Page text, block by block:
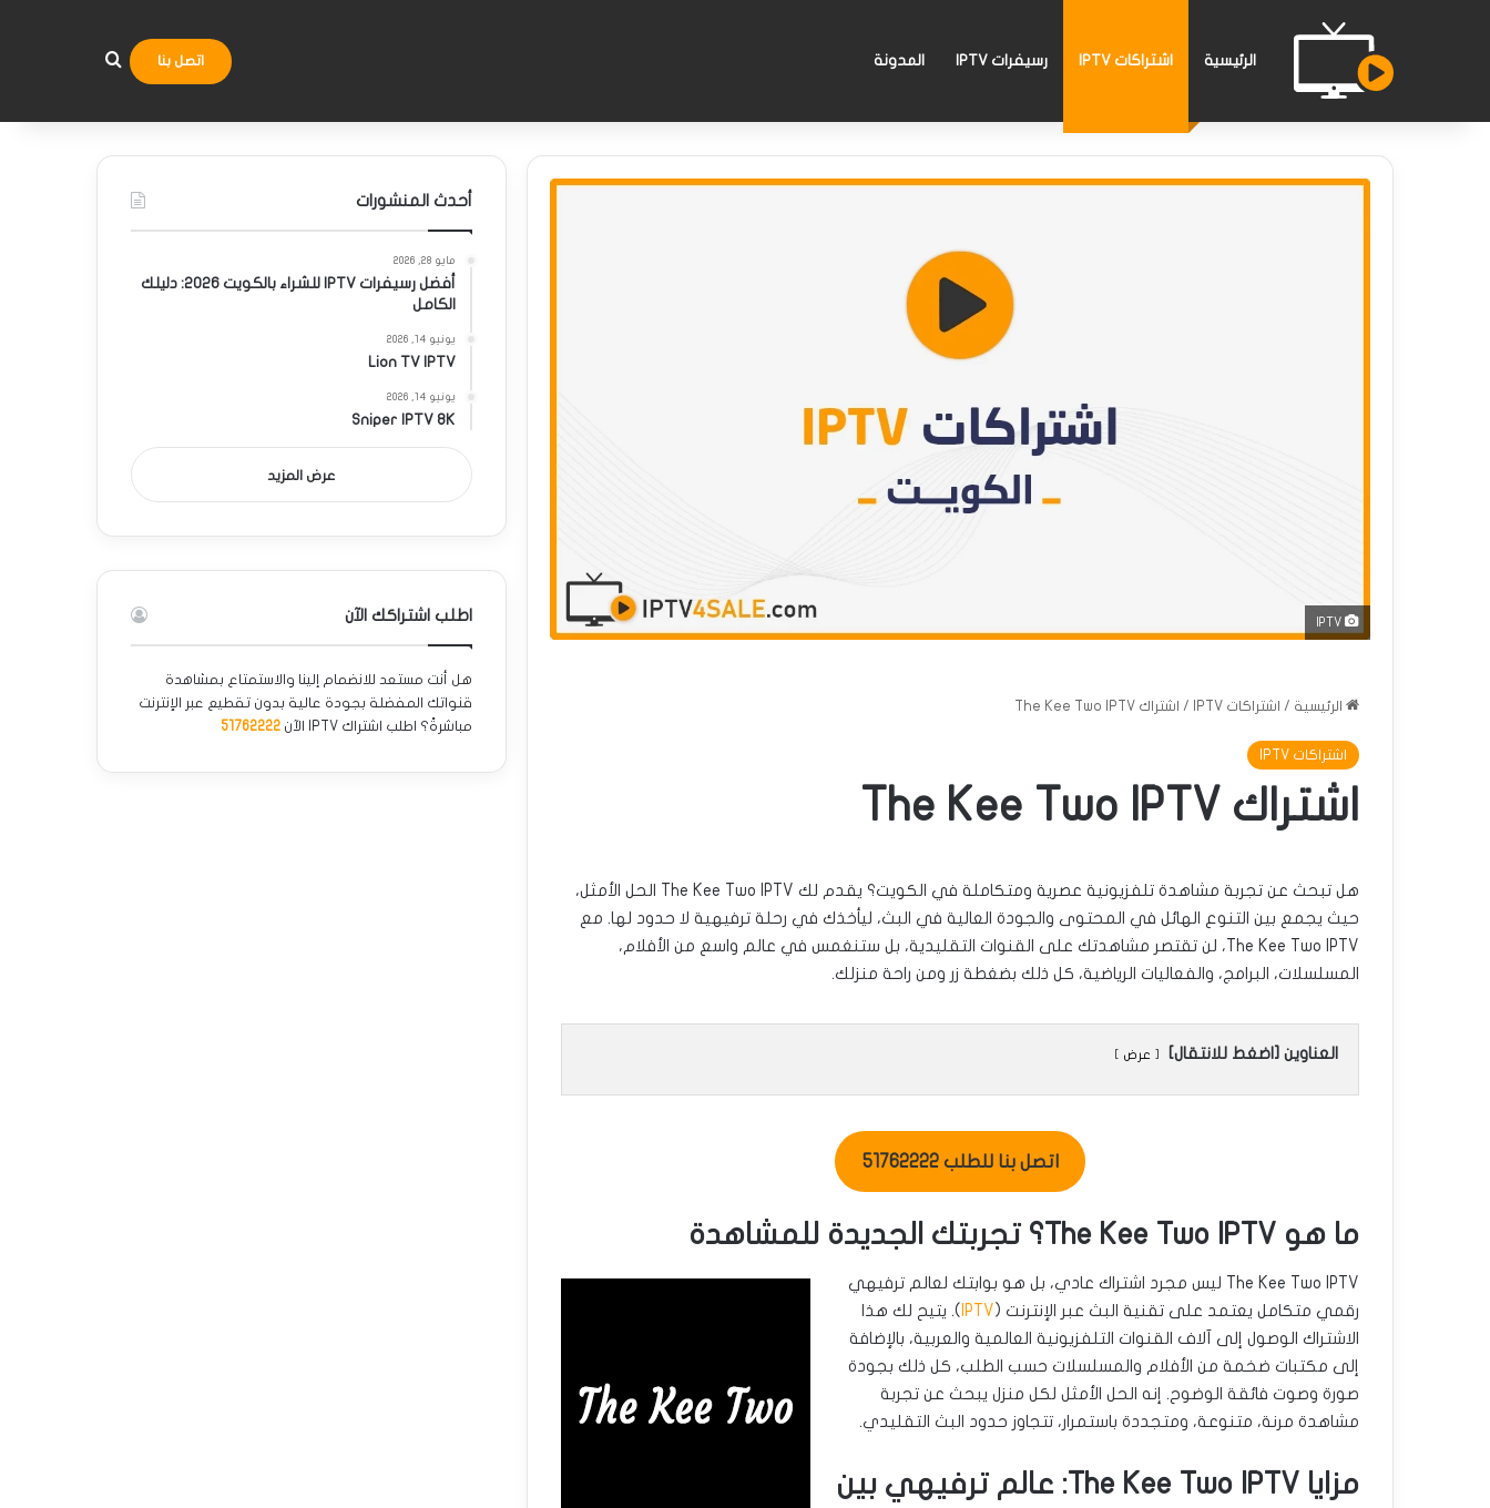
الرئيسية اشتراكات IPTV رسيفرات IPTV المدونة اتصل بنا بحث عن
الرئيسية / اشتراكات IPTV / اشتراك The Kee Two IPTV
اشتراكات IPTV
اشتراك The Kee Two IPTV
هل تبحث عن تجربة مشاهدة تلفزيونية عصرية ومتكاملة في الكويت؟ يقدم لك The Kee Two IPTV الحل الأمثل،
حيث يجمع بين التنوع الهائل في المحتوى والجودة العالية في البث، ليأخذك في رحلة ترفيهية لا حدود لها. مع
The Kee Two IPTV، لن تقتصر مشاهدتك على القنوات التقليدية، بل ستنغمس في عالم واسع من الأفلام،
المسلسلات، البرامج، والفعاليات الرياضية، كل ذلك بضغطة زر ومن راحة منزلك.
العناوين [اضغط للانتقال] عرض
اتصل بنا للطلب 51762222
ما هو The Kee Two IPTV؟ تجربتك الجديدة للمشاهدة
The Kee Two IPTV ليس مجرد اشتراك عادي، بل هو بوابتك لعالم ترفيهي
رقمي متكامل يعتمد على تقنية البث عبر الإنترنت (IPTV ). يتيح لك هذا
الاشتراك الوصول إلى آلاف القنوات التلفزيونية العالمية والعربية، بالإضافة
إلى مكتبات ضخمة من الأفلام والمسلسلات حسب الطلب، كل ذلك بجودة
صورة وصوت فائقة الوضوح. إنه الحل الأمثل لكل منزل يبحث عن تجربة
مشاهدة مرنة، متنوعة، ومتجددة باستمرار، تتجاوز حدود البث التقليدي.
مزايا The Kee Two IPTV: عالم ترفيهي بين
أحدث المنشورات
مايو 28, 2026
أفضل رسيفرات IPTV للشراء بالكويت 2026: دليلك
الكامل
يونيو 14, 2026
Lion TV IPTV
يونيو 14, 2026
Sniper IPTV 8K
عرض المزيد
اطلب اشتراكك الآن
هل أنت مستعد للانضمام إلينا والاستمتاع بمشاهدة
قنواتك المفضلة بجودة عالية بدون تقطيع عبر الإنترنت
مباشرةً؟ اطلب اشتراك IPTV الآن
51762222